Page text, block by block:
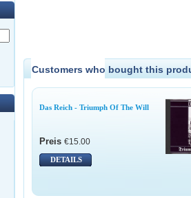
Customers who bought this
Das Reich - Triumph Of The Will
Preis €15.00
DETAILS